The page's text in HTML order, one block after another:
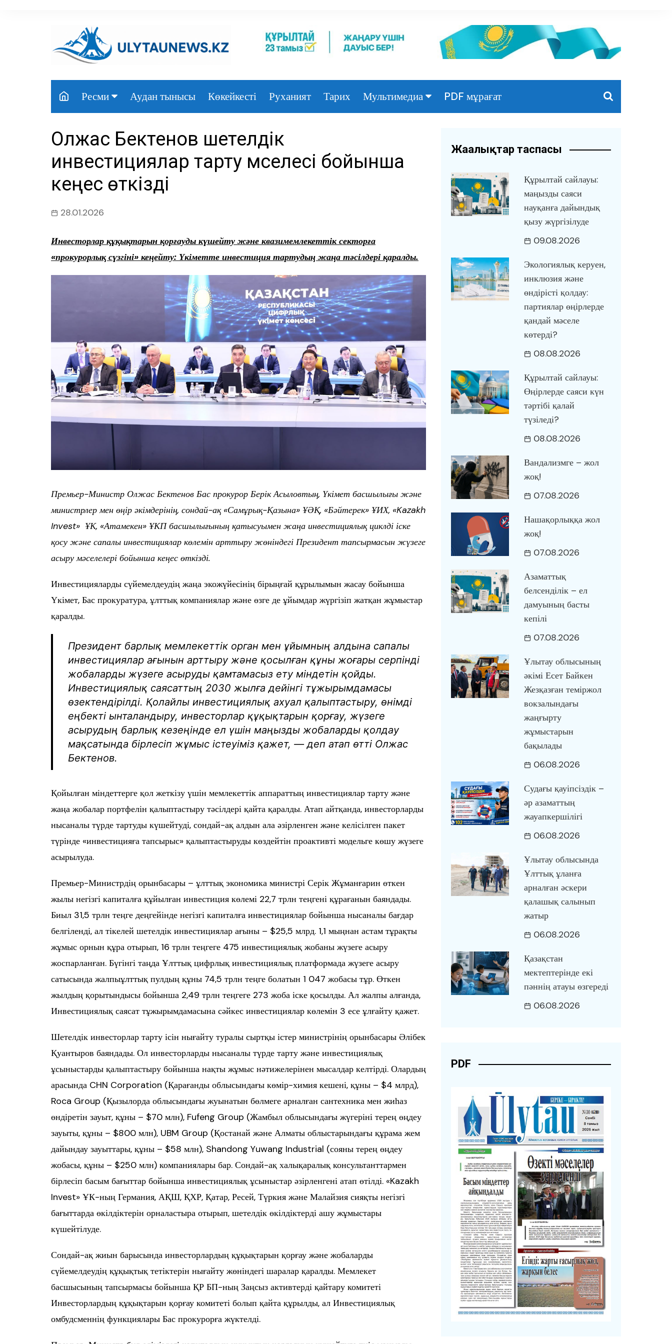
Ресми
Үкімет
Парламент
Облыс әкімдігі
Аудан тынысы Көкейкесті Руханият Тарих Мультимедиа PDF мұрағат
Олжас Бектенов шетелдік
инвестициялар тарту мәселесі бойынша
кеңес өткізді
28.01.2026
Инвесторлар құқықтарын қорғауды күшейту және квазимемлекеттік секторға
«прокурорлық сүзгіні» кеңейту: Үкіметте инвестиция тартудың жаңа тәсілдері қаралды.
Премьер-Министр Олжас Бектенов Бас прокурор Берік Асыловтың, Үкімет басшылығы және
министрлер мен өңір әкімдерінің, сондай-ақ «Самұрық-Қазына» ҰӘҚ, «Бәйтерек» ҰИХ, «Kazakh
Invest» ҰК, «Атамекен» ҰКП басшылығының қатысуымен жаңа инвестициялық циклді іске
қосу және сапалы инвестициялар көлемін арттыру жөніндегі Президент тапсырмасын жүзеге
асыру мәселелері бойынша кеңес өткізді.
Инвестицияларды сүйемелдеудің жаңа экожүйесінің бірыңғай құрылымын жасау бойынша
Үкімет, Бас прокуратура, ұлттық компаниялар және өзге де ұйымдар жүргізіп жатқан жұмыстар
қаралды.
Президент барлық мемлекеттік орган мен ұйымның алдына сапалы
инвестициялар ағынын арттыру және қосылған құны жоғары серпінді
жобаларды жүзеге асыруды қамтамасыз ету міндетін қойды.
Инвестициялық саясаттың 2030 жылға дейінгі тұжырымдамасы
өзектендірілді. Қолайлы инвестициялық ахуал қалыптастыру, өнімді
еңбекті ынталандыру, инвесторлар құқықтарын қорғау, жүзеге
асырудың барлық кезеңінде ел үшін маңызды жобаларды қолдау
мақсатында бірлесіп жұмыс істеуіміз қажет, — деп атап өтті Олжас
Бектенов.
Қойылған міндеттерге қол жеткізу үшін мемлекеттік аппараттың инвестициялар тарту және
жаңа жобалар портфелін қалыптастыру тәсілдері қайта қаралды. Атап айтқанда, инвесторларды
нысаналы түрде тартуды күшейтуді, сондай-ақ алдын ала әзірленген және келісілген пакет
түрінде «инвестицияға тапсырыс» қалыптастыруды көздейтін проактивті модельге көшу жүзеге
асырылуда.
Премьер-Министрдің орынбасары – ұлттық экономика министрі Серік Жұманғарин өткен
жылы негізгі капиталға құйылған инвестиция көлемі 22,7 трлн теңгені құрағанын баяндады.
Биыл 31,5 трлн теңге деңгейінде негізгі капиталға инвестициялар бойынша нысаналы бағдар
белгіленді, ал тікелей шетелдік инвестициялар ағыны – $25,5 млрд. 1,1 мыңнан астам тұрақты
жұмыс орнын құра отырып, 16 трлн теңгеге 475 инвестициялық жобаны жүзеге асыру
жоспарланған. Бүгінгі таңда Ұлттық цифрлық инвестициялық платформада жүзеге асыру
сатысында жалпыұлттық пулдың құны 74,5 трлн теңге болатын 1 047 жобасы тұр. Өткен
жылдың қорытындысы бойынша 2,49 трлн теңгеге 273 жоба іске қосылды. Ал жалпы алғанда,
Инвестициялық саясат тұжырымдамасына сәйкес инвестициялар көлемін 3 есе ұлғайту қажет.
Шетелдік инвесторлар тарту ісін нығайту туралы сыртқы істер министрінің орынбасары Әлібек
Қуантыров баяндады. Ол инвесторларды нысаналы түрде тарту және инвестициялық
ұсыныстарды қалыптастыру бойынша нақты жұмыс нәтижелерінен мысалдар келтірді. Олардың
арасында CHN Corporation (Қарағанды облысындағы көмір-химия кешені, құны – $4 млрд),
Roca Group (Қызылорда облысындағы жуынатын бөлмеге арналған сантехника мен жиһаз
өндіретін зауыт, құны – $70 млн), Fufeng Group (Жамбыл облысындағы жүгеріні терең өңдеу
зауыты, құны – $800 млн), UBM Group (Қостанай және Алматы облыстарындағы құрама жем
дайындау зауыттары, құны – $58 млн), Shandong Yuwang Industrial (сояны терең өңдеу
жобасы, құны – $250 млн) компаниялары бар. Сондай-ақ халықаралық консультанттармен
бірлесіп басым бағыттар бойынша инвестициялық ұсыныстар әзірленгені атап өтілді. «Kazakh
Invest» ҰК-ның Германия, АҚШ, ҚХР, Қатар, Ресей, Түркия және Малайзия сияқты негізгі
бағыттарда өкілдіктерін орналастыра отырып, шетелдік өкілдіктерді ашу жұмыстары
күшейтілуде.
Сондай-ақ жиын барысында инвесторлардың құқықтарын қорғау және жобаларды
сүйемелдеудің құқықтық тетіктерін нығайту жөніндегі шаралар қаралды. Мемлекет
басшысының тапсырмасы бойынша ҚР БП-ның Заңсыз активтерді қайтару комитеті
Инвесторлардың құқықтарын қорғау комитеті болып қайта құрылды, ал Инвестициялық
омбудсменнің функциялары Бас прокурорға жүктелді.
Жаңалықтар таспасы
Құрылтай сайлауы:
маңызды саяси
науқанға дайындық
қызу жүргізілуде
09.08.2026
Экологиялық керуен,
инклюзия және
өндірісті қолдау:
партиялар өңірлерде
қандай мәселе
көтерді?
08.08.2026
Құрылтай сайлауы:
Өңірлерде саяси күн
тәртібі қалай
түзіледі?
08.08.2026
Вандализмге – жол
жоқ!
07.08.2026
Нашақорлыққа жол
жоқ!
07.08.2026
Азаматтық
белсенділік – ел
дамуының басты
кепілі
07.08.2026
Ұлытау облысының
әкімі Есет Байкен
Жезқазған теміржол
вокзалындағы
жаңғырту
жұмыстарын
бақылады
06.08.2026
Судағы қауіпсіздік –
әр азаматтың
жауапкершілігі
06.08.2026
Ұлытау облысында
Ұлттық ұланға
арналған әскери
қалашық салынып
жатыр
06.08.2026
Қазақстан
мектептерінде екі
пәннің атауы өзгереді
06.08.2026
PDF